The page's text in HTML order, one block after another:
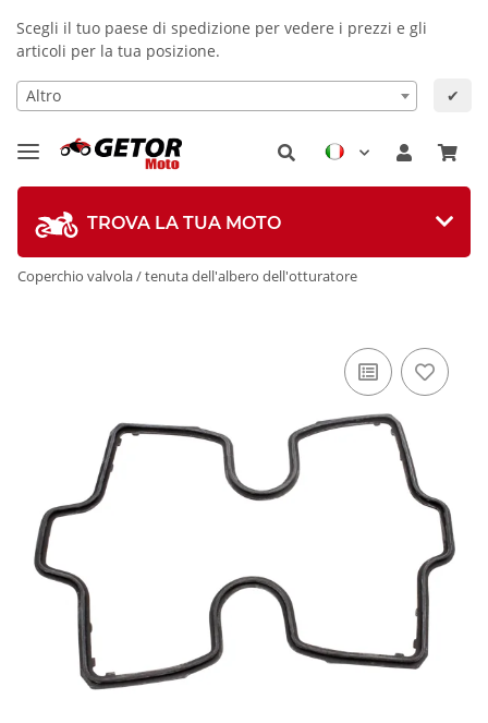
Scegli il tuo paese di spedizione per vedere i prezzi e gli
articoli per la tua posizione.
Altro ✔
TROVA LA TUA MOTO
Coperchio valvola / tenuta dell'albero dell'otturatore